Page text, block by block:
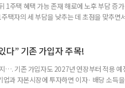
1주택 혜택 가능 존재 해로에 노후 부담 증
택자의 세 부담을 낮추는 데 초점을 맞추면
가 두 채를 가진 것으로 보지만, 실제 이혼해
다” 기존 가입자 주목!
…. 기존 가입자도 2027년 연장부터 적용
과 자본시장에 투자하면 이자· 배당 소득